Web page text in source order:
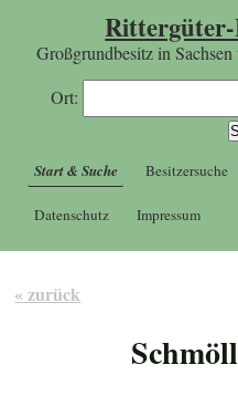
Großgrundbesitz in
Ort:
Start & Suche Besitzersuche
Datenschutz Impressum
« zurück